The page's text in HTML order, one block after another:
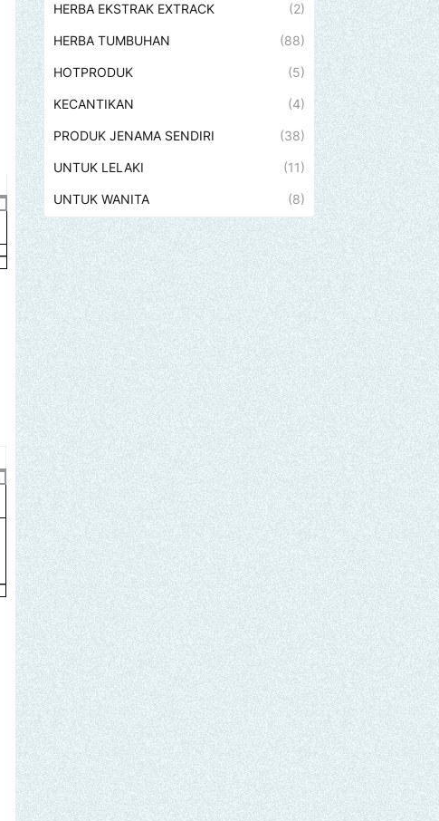
HERBA EKSTRAK EXTRACK (2)
HERBA TUMBUHAN (88)
HOTPRODUK (5)
KECANTIKAN (4)
PRODUK JENAMA SENDIRI (38)
UNTUK LELAKI (11)
UNTUK WANITA (8)